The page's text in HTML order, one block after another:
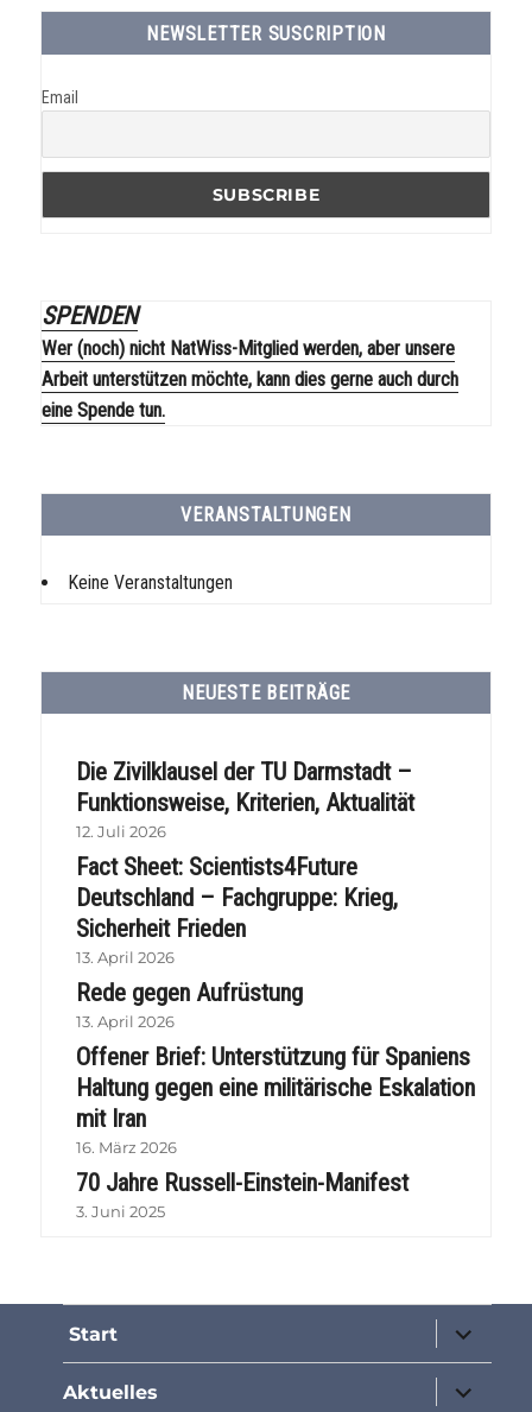
NEWSLETTER SUSCRIPTION
Email
SPENDEN
Wer (noch) nicht NatWiss-Mitglied werden, aber unsere
Arbeit unterstützen möchte, kann dies gerne auch durch
eine Spende tun.
VERANSTALTUNGEN
Keine Veranstaltungen
NEUESTE BEITRÄGE
Die Zivilklausel der TU Darmstadt –
Funktionsweise, Kriterien, Aktualität
12. Juli 2026
Fact Sheet: Scientists4Future
Deutschland – Fachgruppe: Krieg,
Sicherheit Frieden
13. April 2026
Rede gegen Aufrüstung
13. April 2026
Offener Brief: Unterstützung für Spaniens
Haltung gegen eine militärische Eskalation
mit Iran
16. März 2026
70 Jahre Russell-Einstein-Manifest
3. Juni 2025
Start
öffnen
Aktuelles